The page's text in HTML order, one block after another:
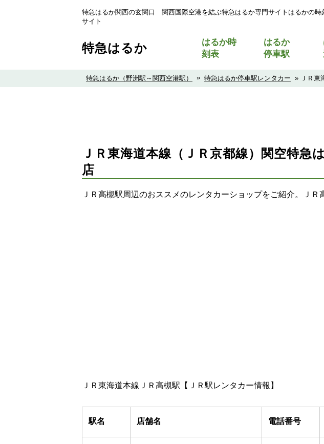
特急はるか関西の玄関口 関西国際空港を結ぶ特急はるか専門サイトはるかの時
サイト
特急はるか
はるか時
刻表
はるか
停車駅
特急はるか（野洲駅～関西空港駅） » 特急はるか停車駅レンタカー » ＪＲ東
ＪＲ東海道本線（ＪＲ京都線）関空特急
店
ＪＲ高槻駅周辺のおススメのレンタカーショップをご紹介。Ｊ
ＪＲ東海道本線ＪＲ高槻駅【ＪＲ駅レンタカー情報】
駅名 店舗名 電話番号